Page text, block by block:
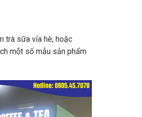
trà sữa vỉa hè; hoặc
một số mẫu sản phẩm